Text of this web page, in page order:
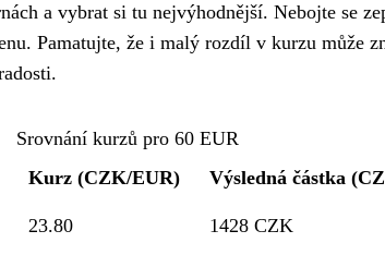
a vybrat si tu nejvýhodnější. Nebojte se
Pamatujte, že i malý rozdíl v kurzu může
Srovnání kurzů pro 60 EUR
Kurz (CZK/EUR) Výsledná částka
23.80 1428 CZK